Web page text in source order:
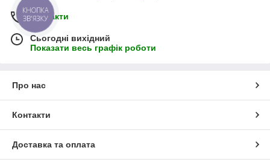
Контакти
Сьогодні вихідний
Показати весь графік роботи
Про нас
Контакти
Доставка та оплата
КНОПКА
ЗВ'ЯЗКУ